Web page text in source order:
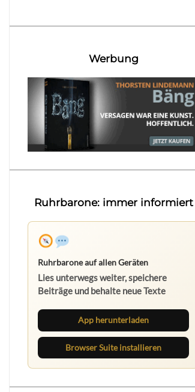
Werbung
Ruhrbarone: immer informiert
Ruhrbarone auf allen Geräten
Lies unterwegs weiter, speichere
Beiträge und behalte neue Texte
App herunterladen
Browser Suite installieren